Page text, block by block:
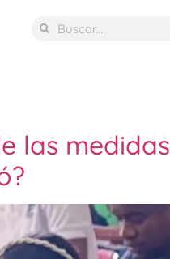
las medidas